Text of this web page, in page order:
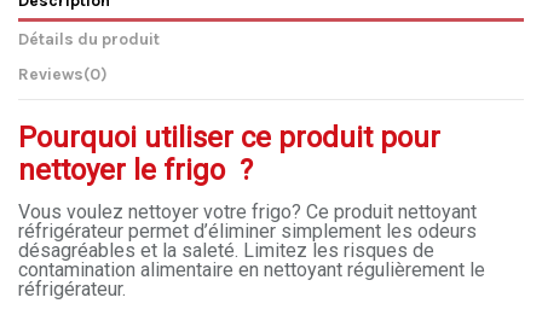
Détails du produit
Reviews(0)
Pourquoi utiliser ce produit pour
nettoyer le frigo ?
Vous voulez nettoyer votre frigo? Ce produit nettoyant
réfrigérateur permet d’éliminer simplement les odeurs
désagréables et la saleté. Limitez les risques de
contamination alimentaire en nettoyant régulièrement le
réfrigérateur.